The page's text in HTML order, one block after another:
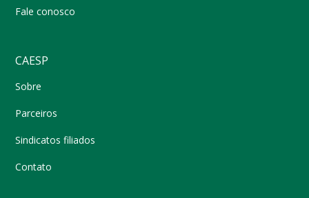
Fale conosco
CAESP
Sobre
Parceiros
Sindicatos filiados
Contato